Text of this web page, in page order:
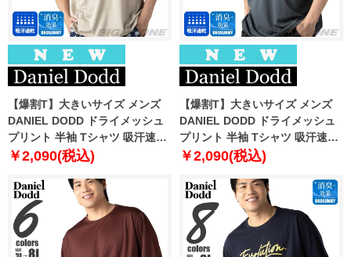
【爆割T】大きいサイズ メンズ
DANIEL DODD ドライメッシュ
プリント 半袖 Tシャツ 吸汗速乾
春夏新作 tjt-2602dry3 【fre】
￥2,090(税込)
【爆割T】大きいサイズ メンズ
DANIEL DODD ドライメッシュ
プリント 半袖 Tシャツ 吸汗速乾
春夏新作 tjt-2602dry4 【fre】
￥2,090(税込)